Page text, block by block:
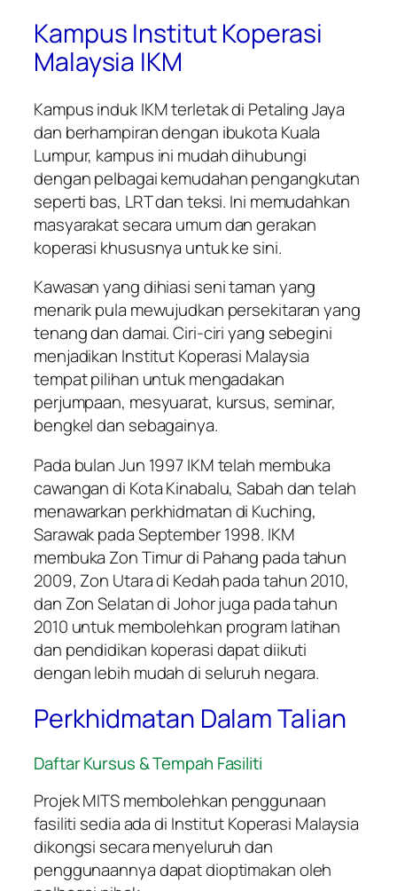
Kampus Institut Koperasi
Malaysia IKM
Kampus induk IKM terletak di Petaling Jaya
dan berhampiran dengan ibukota Kuala
Lumpur, kampus ini mudah dihubungi
dengan pelbagai kemudahan pengangkutan
seperti bas, LRT dan teksi. Ini memudahkan
masyarakat secara umum dan gerakan
koperasi khususnya untuk ke sini.
Kawasan yang dihiasi seni taman yang
menarik pula mewujudkan persekitaran yang
tenang dan damai. Ciri-ciri yang sebegini
menjadikan Institut Koperasi Malaysia
tempat pilihan untuk mengadakan
perjumpaan, mesyuarat, kursus, seminar,
bengkel dan sebagainya.
Pada bulan Jun 1997 IKM telah membuka
cawangan di Kota Kinabalu, Sabah dan telah
menawarkan perkhidmatan di Kuching,
Sarawak pada September 1998. IKM
membuka Zon Timur di Pahang pada tahun
2009, Zon Utara di Kedah pada tahun 2010,
dan Zon Selatan di Johor juga pada tahun
2010 untuk membolehkan program latihan
dan pendidikan koperasi dapat diikuti
dengan lebih mudah di seluruh negara.
Perkhidmatan Dalam Talian
Daftar Kursus & Tempah Fasiliti
Projek MITS membolehkan penggunaan
fasiliti sedia ada di Institut Koperasi Malaysia
dikongsi secara menyeluruh dan
penggunaannya dapat dioptimakan oleh